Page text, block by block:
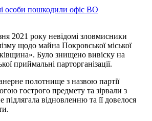
2021 року невідомі зловмисники
щодо майна Покровської міської
Було знищено вивіску на
приймальні парторганізації.
полотнище з назвою партії
гострого предмету та зірвали з
підлягала відновленню та її довелося